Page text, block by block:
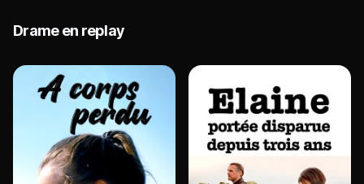
Drame en replay